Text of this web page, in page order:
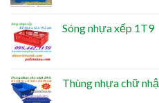
Sóng nhựa xếp 1T9
Thùng nhựa chữ